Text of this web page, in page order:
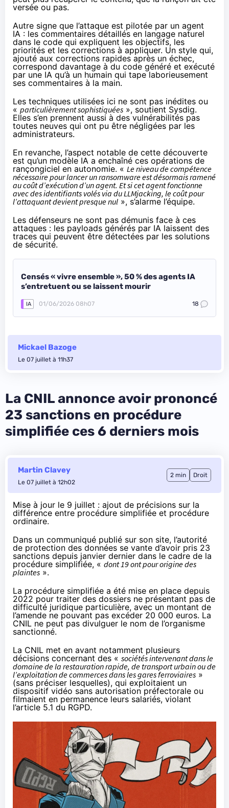
versée ou pas.
Autre signe que l’attaque est pilotée par un agent
IA : les commentaires détaillés en langage naturel
dans le code qui expliquent les objectifs, les
priorités et les corrections à appliquer. Un style qui,
ajouté aux corrections rapides après un échec,
correspond davantage à du code généré et exécuté
par une IA qu’à un humain qui tape laborieusement
ses commentaires à la main.
Les techniques utilisées ici ne sont pas inédites ou
« particulièrement sophistiquées », soutient Sysdig.
Elles s’en prennent aussi à des vulnérabilités pas
toutes neuves qui ont pu être négligées par les
administrateurs.
En revanche, l’aspect notable de cette découverte
est qu’un modèle IA a enchaîné ces opérations de
rançongiciel en autonomie. « Le niveau de compétence
nécessaire pour lancer un ransomware est désormais ramené
au coût d’exécution d’un agent. Et si cet agent fonctionne
avec des identifiants volés via du LLMjacking, le coût pour
l’attaquant devient presque nul », s’alarme l’équipe.
Les défenseurs ne sont pas démunis face à ces
attaques : les payloads générés par IA laissent des
traces qui peuvent être détectées par les solutions
de sécurité.
Censés « vivre ensemble », 50 % des agents IA
s’entretuent ou se laissent mourir
IA 01/06/2026 08h07 18
Mickael Bazoge
Le 07 juillet à 11h37
La CNIL annonce avoir prononcé
23 sanctions en procédure
simplifiée ces 6 derniers mois
Martin Clavey
Le 07 juillet à 12h02
2 min Droit
Mise à jour le 9 juillet : ajout de précisions sur la
différence entre procédure simplifiée et procédure
ordinaire.
Dans un communiqué publié sur son site, l’autorité
de protection des données se vante d’avoir pris 23
sanctions depuis janvier dernier dans le cadre de la
procédure simplifiée, « dont 19 ont pour origine des
plaintes ».
La procédure simplifiée a été mise en place depuis
2022 pour traiter des dossiers ne présentant pas de
difficulté juridique particulière, avec un montant de
l’amende ne pouvant pas excéder 20 000 euros. La
CNIL ne peut pas divulguer le nom de l’organisme
sanctionné.
La CNIL met en avant notamment plusieurs
décisions concernant des « sociétés intervenant dans le
domaine de la restauration rapide, de transport urbain ou de
l’exploitation de commerces dans les gares ferroviaires »
(sans préciser lesquelles), qui exploitaient un
dispositif vidéo sans autorisation préfectorale ou
filmaient en permanence leurs salariés, violant
l’article 5.1 du RGPD.